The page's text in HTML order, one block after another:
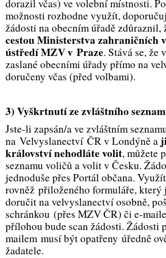
dorazil včas) ve volební místnosti.
možnosti rozhodne využít,
žádosti na obecním úřadě zdůraznil,
cestou Ministerstva zahraničních
ústředí MZV v Praze. Stává se, že
zaslané obecními úřady přímo na
doručeny včas (před volbami).
3) Vyškrtnutí ze zvláštního
Jste-li zapsán/a ve zvláštním
na Velvyslanectví ČR v Londýně a
království nehodláte volit, můžete
seznamu voličů a volit v Česku.
jednoduše přes Portál občana.
rovněž přiloženého formuláře, který
doručit na velvyslanectví osobně,
schránkou (přes MZV ČR) či e-
přílohou bude scan žádosti. Žádosti
mailem musí být opatřeny úředně
žadatele.